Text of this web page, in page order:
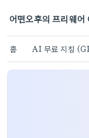
어떤오후의 프리웨
홈 AI 무료 지침